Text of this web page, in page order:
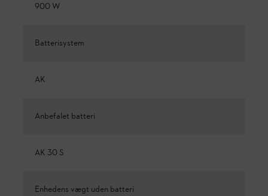
900 W
Batterisystem
AK
Anbefalet batteri
AK 30 S
Enhedens vægt uden batteri